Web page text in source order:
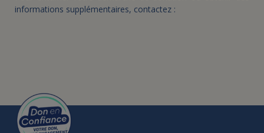
informations supplémentaires, contactez :